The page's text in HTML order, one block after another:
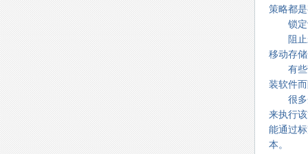
策略都
锁定
阻止未
移动存
有些部
装软件
很多企
来执行
能通过
本。